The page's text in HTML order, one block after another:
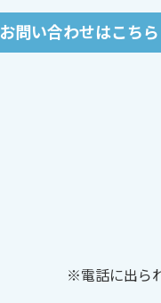
お問い合わせはこちら
※電話に出ら